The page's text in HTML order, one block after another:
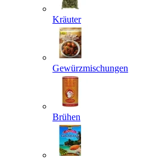
Kräuter
Gewürzmischungen
Brühen